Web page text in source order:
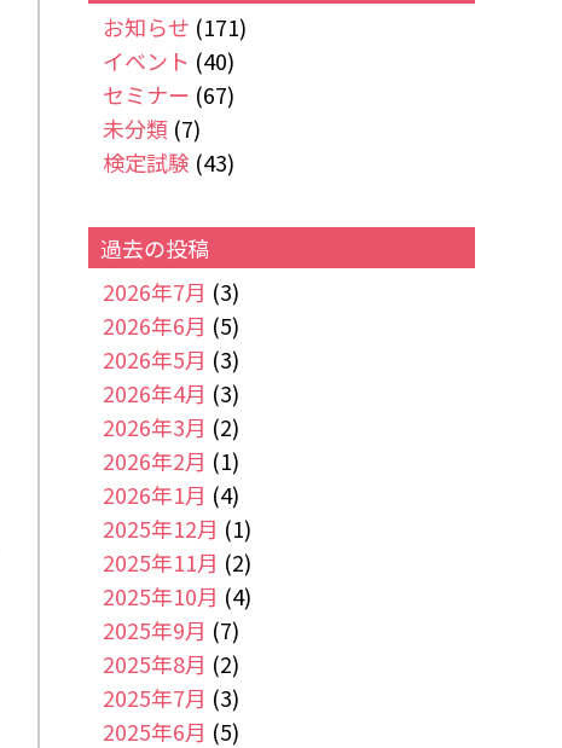
お知らせ (171)
イベント (40)
セミナー (67)
未分類 (7)
検定試験 (43)
過去の投稿
2026年7月 (3)
2026年6月 (5)
2026年5月 (3)
2026年4月 (3)
2026年3月 (2)
2026年2月 (1)
2026年1月 (4)
2025年12月 (1)
2025年11月 (2)
2025年10月 (4)
2025年9月 (7)
2025年8月 (2)
2025年7月 (3)
2025年6月 (5)